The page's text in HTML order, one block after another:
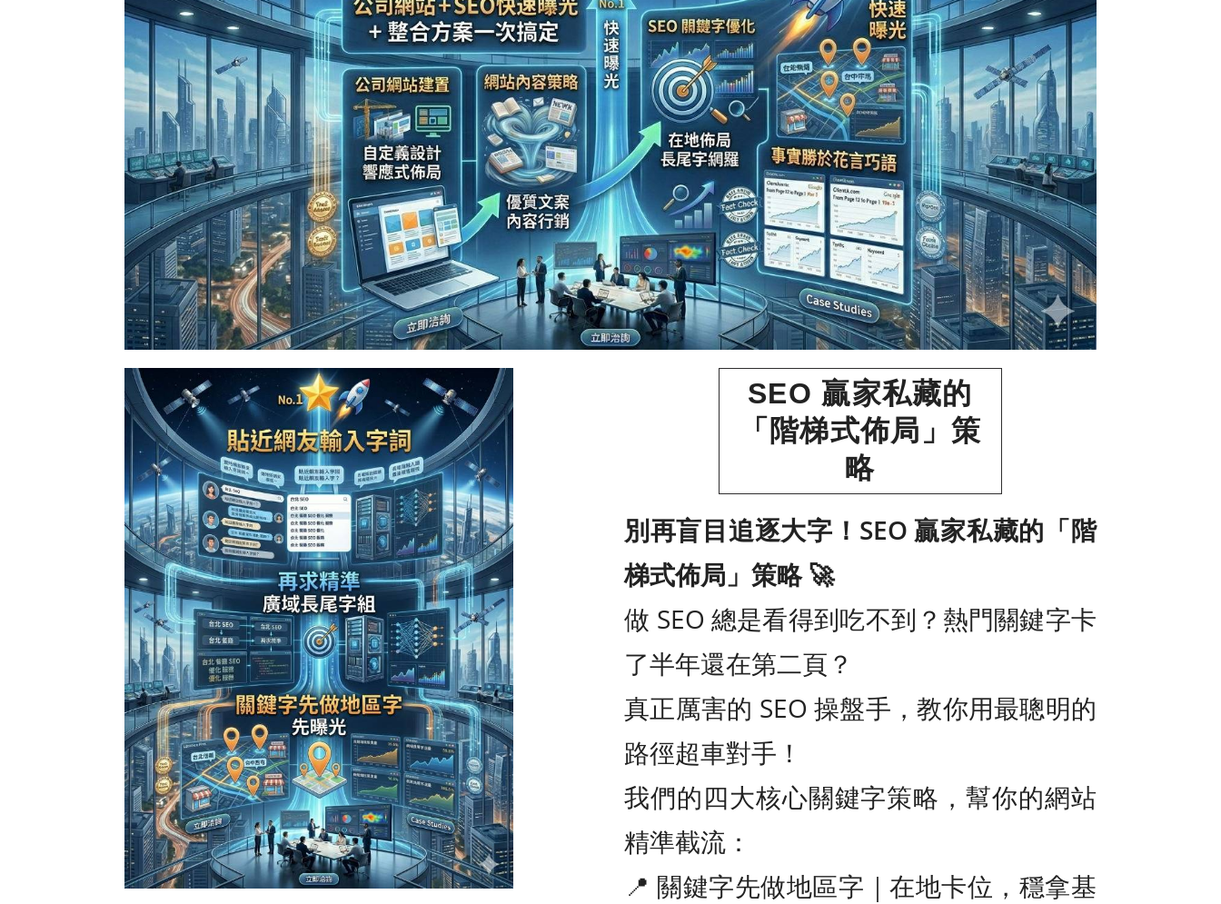
SEO 贏家私藏的
「階梯式佈局」策
略
別再盲目追逐大字！SEO 贏家私藏的「階
梯式佈局」策略 🚀
做 SEO 總是看得到吃不到？熱門關鍵字卡
了半年還在第二頁？
真正厲害的 SEO 操盤手，教你用最聰明的
路徑超車對手！
我們的四大核心關鍵字策略，幫你的網站
精準截流：
📍 關鍵字先做地區字｜在地卡位，穩拿基